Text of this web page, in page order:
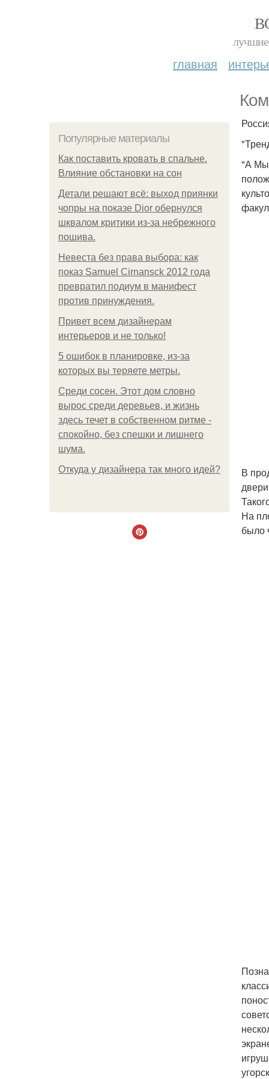
лучшие
главная
Популярные материалы
Как поставить кровать в спальне.
Влияние обстановки на сон
Детали решают всё: выход приянки
чопры на показе Dior обернулся
шквалом критики из-за небрежного
пошива.
Невеста без права выбора: как
показ Samuel Cirnansck 2012 года
превратил подиум в манифест
против принуждения.
Привет всем дизайнерам
интерьеров и не только!
5 ошибок в планировке, из-за
которых вы теряете метры.
Среди сосен. Этот дом словно
вырос среди деревьев, и жизнь
здесь течет в собственном ритме -
спокойно, без спешки и лишнего
шума.
Откуда у дизайнера так много идей?
"А
В
На
было